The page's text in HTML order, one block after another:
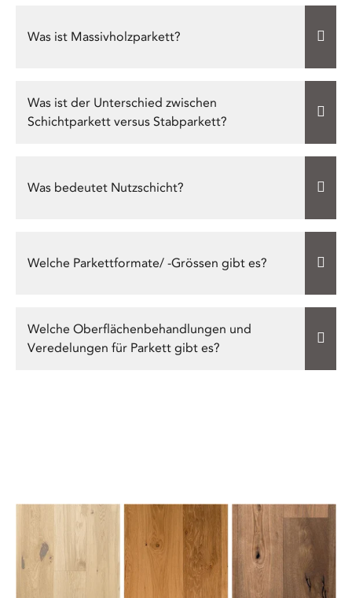
Was ist Massivholzparkett?
Was ist der Unterschied zwischen
Schichtparkett versus Stabparkett?
Was bedeutet Nutzschicht?
Welche Parkettformate/ -Grössen gibt es?
Welche Oberflächenbehandlungen und
Veredelungen für Parkett gibt es?